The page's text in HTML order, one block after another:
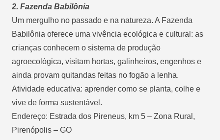
2. Fazenda Babilônia
Um mergulho no passado e na natureza. A Fazenda
Babilônia oferece uma vivência ecológica e cultural: as
crianças conhecem o sistema de produção
agroecológica, visitam hortas, galinheiros, engenhos e
ainda provam quitandas feitas no fogão a lenha.
Atividade educativa: aprender como se planta, colhe e
vive de forma sustentável.
Endereço: Estrada dos Pireneus, km 5 – Zona Rural,
Pirenópolis – GO